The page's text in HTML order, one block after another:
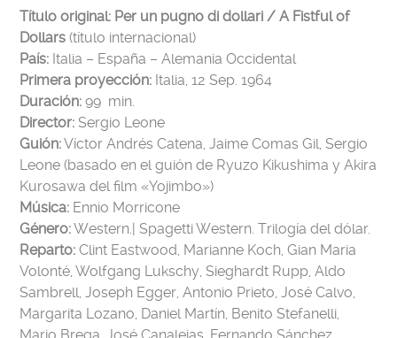
Título original: Per un pugno di dollari / A Fistful of
Dollars(título internacional)
País: Italia – España – Alemania Occidental
Primera proyección: Italia, 12 Sep. 1964
Duración:99 min.
Director: Sergio Leone
Guión:Víctor Andrés Catena, Jaime Comas Gil, Sergio
Leone (basado en el guión de Ryuzo Kikushima y Akira
Kurosawa del film «Yojimbo»)
Música: Ennio Morricone
Género:Western.| Spagetti Western. Trilogía del dólar.
Reparto: Clint Eastwood, Marianne Koch, Gian Maria
Volonté, Wolfgang Lukschy, Sieghardt Rupp, Aldo
Sambrell, Joseph Egger, Antonio Prieto, José Calvo,
Margarita Lozano, Daniel Martín, Benito Stefanelli,